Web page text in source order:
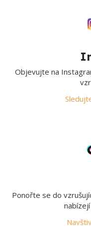
Objevujte na
Ponořte se do